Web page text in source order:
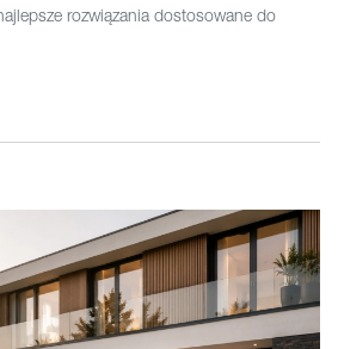
rozwiązania dostosowane do